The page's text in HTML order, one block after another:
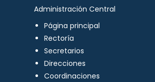
Administración Central
Página principal
Rectoría
Secretarios
Direcciones
Coordinaciones